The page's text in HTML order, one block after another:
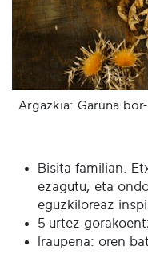
Argazkia: Garuna
Bisita familian.
ezagutu, eta
eguzkiloreaz
5 urtez
Iraupena: oren